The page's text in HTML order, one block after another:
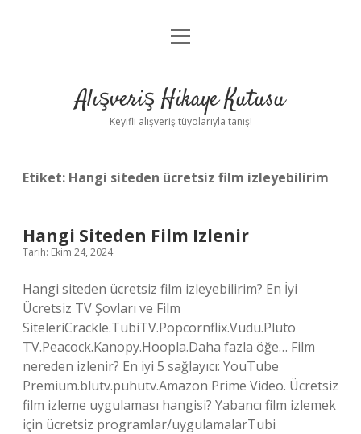
Anasayfa
Yasal Uyarı
menüyü
Alışveriş Hikaye Kutusu
Keyifli alışveriş tüyolarıyla tanış!
Etiket: Hangi siteden ücretsiz film izleyebilirim
Hangi Siteden Film Izlenir
Tarih: Ekim 24, 2024
Hangi siteden ücretsiz film izleyebilirim? En İyi
Ücretsiz TV Şovları ve Film
SiteleriCrackle.TubiTV.Popcornflix.Vudu.Pluto
TV.Peacock.Kanopy.Hoopla.Daha fazla öğe… Film
nereden izlenir? En iyi 5 sağlayıcı: YouTube
Premium.blutv.puhutv.Amazon Prime Video. Ücretsiz
film izleme uygulaması hangisi? Yabancı film izlemek
için ücretsiz programlar/uygulamalarTubi